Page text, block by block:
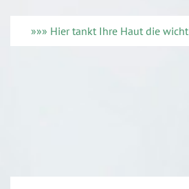
»»» Hier tankt Ihre Haut die